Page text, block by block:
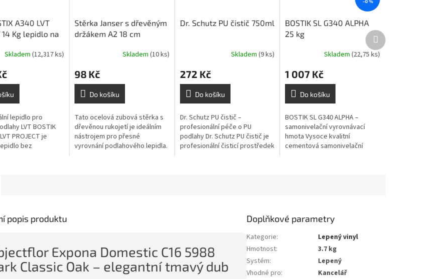
A340 LVT
14 Kg lepidlo na
Skladem (12,317 ks)
lepidlo pro
LVT BOSTIK
PROJECT je
bez
Stěrka Janser s dřevěným
držákem A2 18 cm
Skladem (10 ks)
98 Kč
Do košíku
Tato ocelová zubová stěrka s
dřevěnou rukojetí je ideálním
nástrojem pro přesné
vyrovnání podlahového lepidla.
Dr. Schutz PU čistič 750ml
Skladem(9 ks)
272 Kč
Do košíku
Dr. Schutz PU čistič –
profesionální péče o PU
podlahy Dr. Schutz PU čistič je
profesionální čisticí prostředek
–0 %
BOSTIK SL G340 ALPHA
25 kg
Skladem (22,75 ks)
1 007 Kč
Do košíku
BOSTIK SL G340 ALPHA –
samonivelační vyrovnávací
hmota Vysoce kvalitní
cementová samonivelační
Další
produkt
popis produktu
Expona Domestic C16 5988
Classic Oak – elegantní tmavý dub
Doplňkové parametry
Kategorie:
Lepený vinyl
Hmotnost:
3.7 kg
Systém:
Lepený
Vhodné pro:
Kancelář